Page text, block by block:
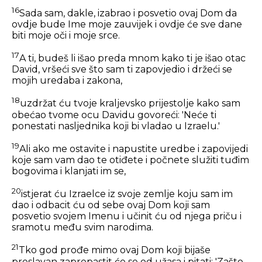
16Sada sam, dakle, izabrao i posvetio ovaj Dom da
ovdje bude Ime moje zauvijek i ovdje će sve dane
biti moje oči i moje srce.
17A ti, budeš li išao preda mnom kako ti je išao otac
David, vršeći sve što sam ti zapovjedio i držeći se
mojih uredaba i zakona,
18uzdržat ću tvoje kraljevsko prijestolje kako sam
obećao tvome ocu Davidu govoreći: 'Neće ti
ponestati nasljednika koji bi vladao u Izraelu.'
19Ali ako me ostavite i napustite uredbe i zapovijedi
koje sam vam dao te otiđete i počnete služiti tuđim
bogovima i klanjati im se,
20istjerat ću Izraelce iz svoje zemlje koju sam im
dao i odbacit ću od sebe ovaj Dom koji sam
posvetio svojem Imenu i učinit ću od njega priču i
sramotu među svim narodima.
21Tko god prođe mimo ovaj Dom koji bijaše